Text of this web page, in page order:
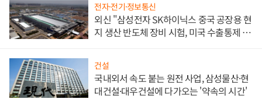
전자·전기·정보통신
외신 "삼성전자 SK하이닉스 중국 공장용 현
지 생산 반도체 장비 시험, 미국 수출통제 대
건설
국내외서 속도 붙는 원전 사업, 삼성물산·현
대건설·대우건설에 다가오는 '약속의 시간'